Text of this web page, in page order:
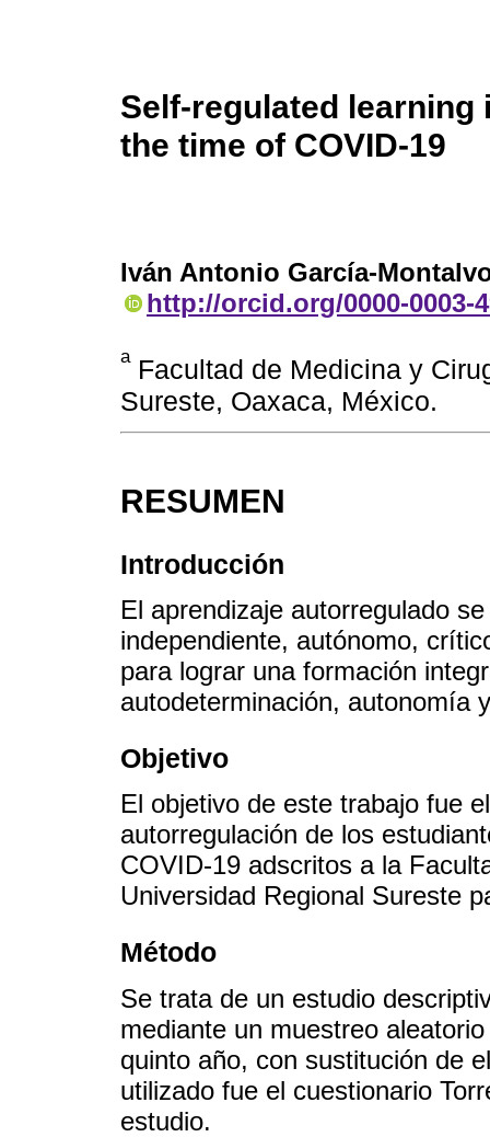
Self-regulated
the time of COVID-19
Iván Antonio García-
http://orcid.org/0000-0003-
aFacultad de Medicina y
Sureste, Oaxaca, México.
RESUMEN
Introducción
El aprendizaje autorregulado
independiente, autónomo,
para lograr una formación
autodeterminación, autonomía
Objetivo
El objetivo de este trabajo fue
autorregulación de los
COVID-19 adscritos a la
Universidad Regional Sureste
Método
Se trata de un estudio
mediante un muestreo
quinto año, con sustitución de
utilizado fue el cuestionario
estudio.